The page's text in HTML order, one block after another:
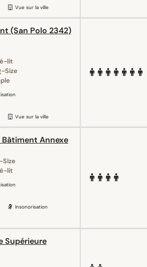
Vue sur la ville
(San Polo 2342)
lit
Size
Vue sur la ville
Annexe
Size
lit
Insonorisation
Supérieure